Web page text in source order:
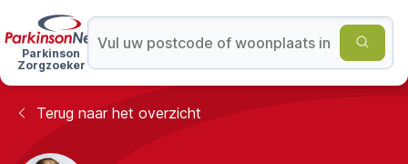
Parkinson
Zorgzoeker
Terug naar het overzicht